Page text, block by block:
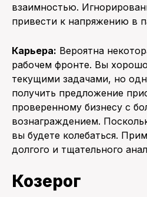
взаимностью.
привести к напряжению в
Карьера: Вероятна
рабочем фронте. Вы
текущими задачами, но
получить предложение
проверенному бизнесу с
вознаграждением.
вы будете колебаться.
долгого и тщательного
Козерог